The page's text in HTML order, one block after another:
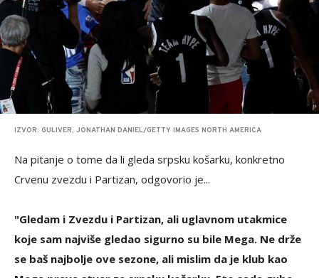
IZVOR: GULIVER, JONATHAN DANIEL/GETTY IMAGES NORTH AMERICA
Na pitanje o tome da li gleda srpsku košarku, konkretno
Crvenu zvezdu i Partizan, odgovorio je...
"Gledam i Zvezdu i Partizan, ali uglavnom utakmice
koje sam najviše gledao sigurno su bile Mega. Ne drže
se baš najbolje ove sezone, ali mislim da je klub kao